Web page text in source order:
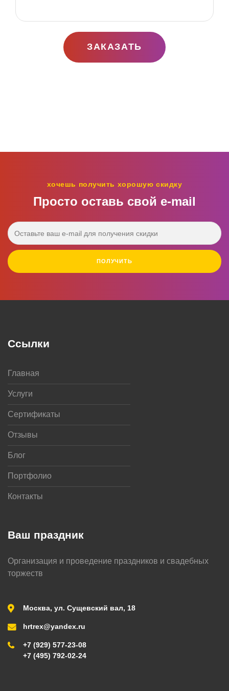
ЗАКАЗАТЬ
хочешь получить хорошую скидку
Просто оставь свой e‑mail
ПОЛУЧИТЬ
Ваш праздник
Организация и проведение праздников и свадебных
торжеств
Москва, ул. Сущевский вал, 18
hrtrex@yandex.ru
+7 (929) 577-23-08
+7 (495) 792-02-24
Ссылки
Главная
Услуги
Сертификаты
Отзывы
Блог
Портфолио
Контакты